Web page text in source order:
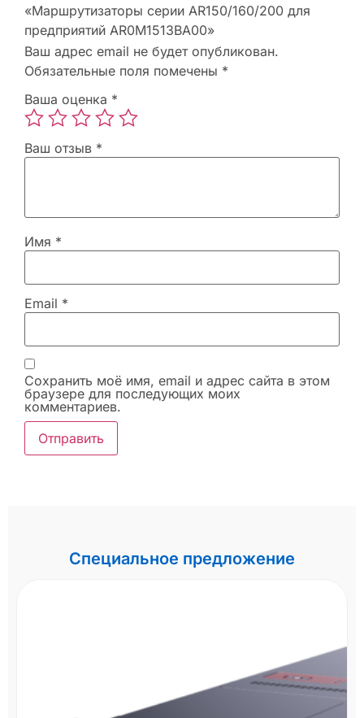
«Маршрутизаторы серии AR150/160/200 для
предприятий AR0M1513BA00»
Ваш адрес email не будет опубликован.
Обязательные поля помечены *
Ваша оценка *
Ваш отзыв *
Имя *
Email *
Сохранить моё имя, email и адрес сайта в этом
браузере для последующих моих
комментариев.
Специальное предложение